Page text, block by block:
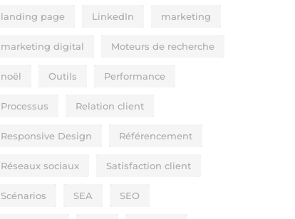
landing page LinkedIn marketing
marketing digital Moteurs de recherche
noël Outils Performance
Processus Relation client
Responsive Design Référencement
Réseaux sociaux Satisfaction client
Scénarios SEA SEO